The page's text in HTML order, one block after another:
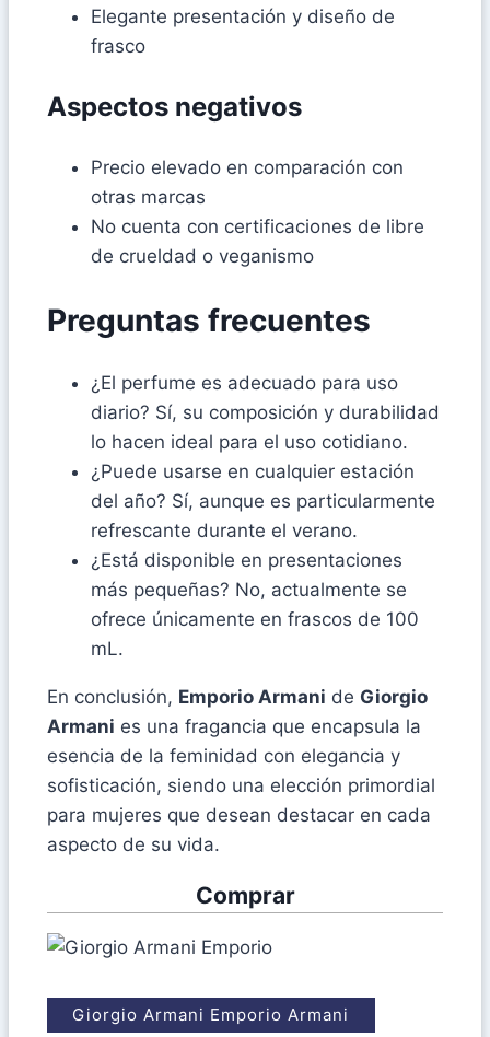
Elegante presentación y diseño de
frasco
Aspectos negativos
Precio elevado en comparación con
otras marcas
No cuenta con certificaciones de libre
de crueldad o veganismo
Preguntas frecuentes
¿El perfume es adecuado para uso
diario? Sí, su composición y durabilidad
lo hacen ideal para el uso cotidiano.
¿Puede usarse en cualquier estación
del año? Sí, aunque es particularmente
refrescante durante el verano.
¿Está disponible en presentaciones
más pequeñas? No, actualmente se
ofrece únicamente en frascos de 100
mL.
En conclusión, Emporio Armani de Giorgio
Armani es una fragancia que encapsula la
esencia de la feminidad con elegancia y
sofisticación, siendo una elección primordial
para mujeres que desean destacar en cada
aspecto de su vida.
Comprar
Giorgio Armani Emporio Armani